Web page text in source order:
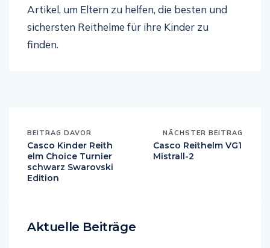
Artikel, um Eltern zu helfen, die besten und
sichersten Reithelme für ihre Kinder zu
finden.
BEITRAG DAVOR
Casco Kinder Reith
elm Choice Turnier
schwarz Swarovski
Edition
NÄCHSTER BEITRAG
Casco Reithelm VG1
Mistrall-2
Aktuelle Beiträge